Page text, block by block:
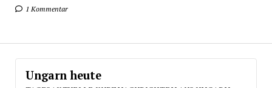
1 Kommentar
Ungarn heute